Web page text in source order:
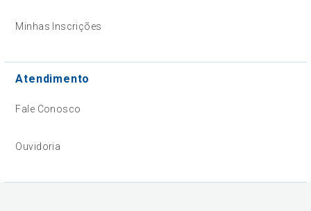
Minhas Inscrições
Atendimento
Fale Conosco
Ouvidoria